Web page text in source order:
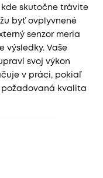
skutočne trávite
byť ovplyvnené
senzor meria
výsledky. Vaše
svoj výkon
v práci, pokiaľ
požadovaná kvalita